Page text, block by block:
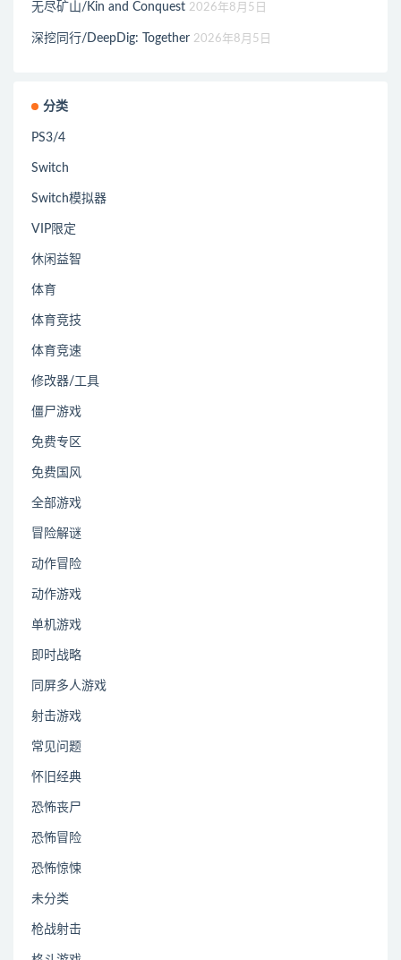
无尽矿山/Kin and Conquest 2026年8月5日
深挖同行/DeepDig: Together 2026年8月5日
分类
PS3/4
Switch
Switch模拟器
VIP限定
休闲益智
体育
体育竞技
体育竞速
修改器/工具
僵尸游戏
免费专区
免费国风
全部游戏
冒险解谜
动作冒险
动作游戏
单机游戏
即时战略
同屏多人游戏
射击游戏
常见问题
怀旧经典
恐怖丧尸
恐怖冒险
恐怖惊悚
未分类
枪战射击